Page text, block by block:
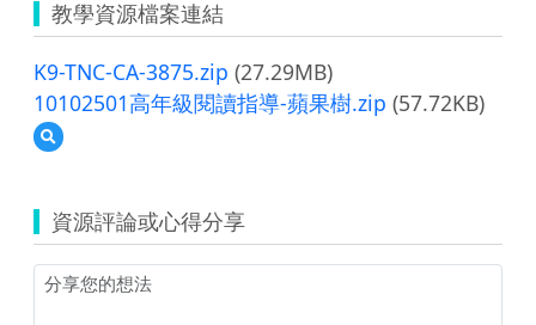
教學資源檔案連結
K9-TNC-CA-3875.zip (27.29MB)
10102501高年級閱讀指導-蘋果樹.zip (57.72KB)
預
覽
年
級
閱
讀
資源評論或心得分享